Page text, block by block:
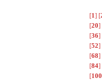
[1] [
[20]
[36]
[52]
[68]
[84]
[100